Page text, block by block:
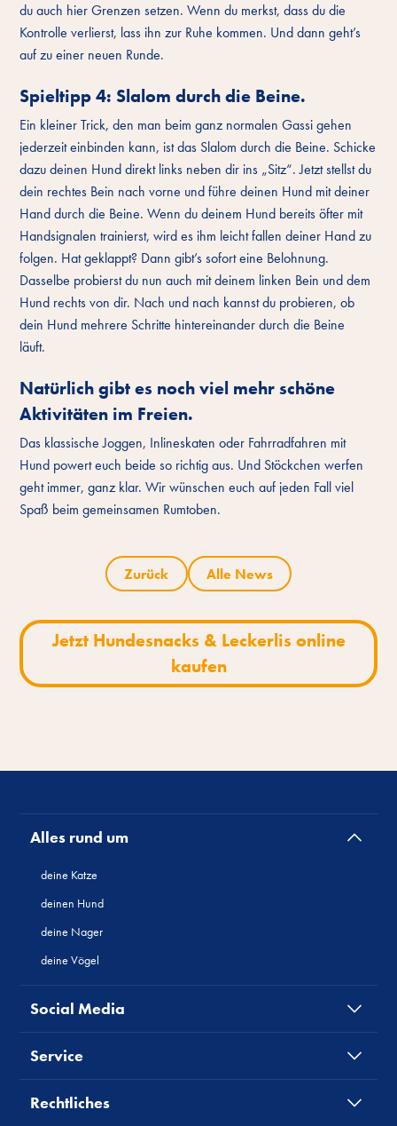
du auch hier Grenzen setzen. Wenn du merkst, dass du die
Kontrolle verlierst, lass ihn zur Ruhe kommen. Und dann geht’s
auf zu einer neuen Runde.
Spieltipp 4: Slalom durch die Beine.
Ein kleiner Trick, den man beim ganz normalen Gassi gehen
jederzeit einbinden kann, ist das Slalom durch die Beine. Schicke
dazu deinen Hund direkt links neben dir ins „Sitz“. Jetzt stellst du
dein rechtes Bein nach vorne und führe deinen Hund mit deiner
Hand durch die Beine. Wenn du deinem Hund bereits öfter mit
Handsignalen trainierst, wird es ihm leicht fallen deiner Hand zu
folgen. Hat geklappt? Dann gibt’s sofort eine Belohnung.
Dasselbe probierst du nun auch mit deinem linken Bein und dem
Hund rechts von dir. Nach und nach kannst du probieren, ob
dein Hund mehrere Schritte hintereinander durch die Beine
läuft.
Natürlich gibt es noch viel mehr schöne
Aktivitäten im Freien.
Das klassische Joggen, Inlineskaten oder Fahrradfahren mit
Hund powert euch beide so richtig aus. Und Stöckchen werfen
geht immer, ganz klar. Wir wünschen euch auf jeden Fall viel
Spaß beim gemeinsamen Rumtoben.
Zurück Alle News
Jetzt Hundesnacks & Leckerlis online
kaufen
Alles rund um
deine Katze
deinen Hund
deine Nager
deine Vögel
Social Media
Service
Rechtliches